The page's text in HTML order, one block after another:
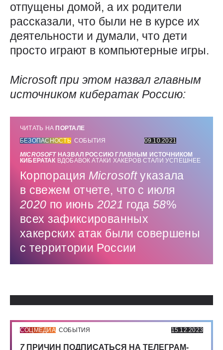
отпущены домой, а их родители
рассказали, что были не в курсе их
деятельности и думали, что дети
просто играют в компьютерные игры.
Microsoftпри этом назвал главным
источником кибератак Россию:
ЧИТАТЬ НА ПОРТАЛЕ
БЕЗОПАСНОСТЬ СОБЫТИЯ
09.10.2021
MICROSOFT НАЗВАЛ РОССИЮ ГЛАВНЫМ ИСТОЧНИКОМ
КИБЕРАТАК ВДОБАВОК АТАКИ ХАКЕРОВ СТАЛИ УСПЕШНЕЕ
Корпорация Microsoftуказала
в свежем отчете, что с июля
2020 по июнь 2021 года 58%
всех зафиксированных
хакерских атак были совершены
с территории России
СОЦМЕДИА СОБЫТИЯ 15.12.2023
7 ПРИЧИН ПОДПИСАТЬСЯ НА ТЕЛЕГРАМ-